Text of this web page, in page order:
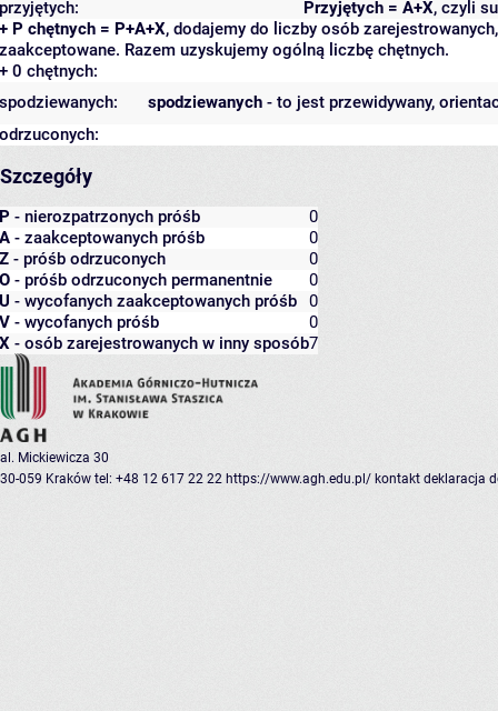
Przyjętych = A+X, czyli
przyjętych:
+ P chętnych = P+A+X, dodajemy do liczby osób
zaakceptowane. Razem uzyskujemy ogólną liczbę chętnych.
+ 0 chętnych:
spodziewanych - to jest przewidywany,
spodziewanych:
odrzuconych:
Szczegóły
P - nierozpatrzonych próśb
0
A - zaakceptowanych próśb
0
Z - próśb odrzuconych
0
O - próśb odrzuconych permanentnie
0
U - wycofanych zaakceptowanych próśb
0
V - wycofanych próśb
0
X - osób zarejestrowanych w inny sposób7
al. Mickiewicza 30
30-059 Kraków tel: +48 12 617 22 22 https://www.agh.edu.pl/ kontakt deklaracja